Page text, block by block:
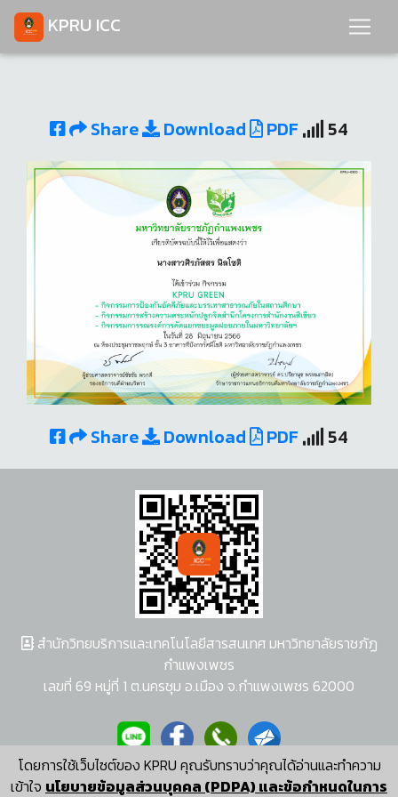
KPRU ICC
Share Download PDF 54
Share Download PDF 54
โดยการใช้เว็บไซต์ของ KPRU คุณรับทราบว่าคุณได้อ่านและทำความ
เข้าใจ นโยบายข้อมูลส่วนบุคคล (PDPA) และข้อกำหนดในการ
สำนักวิทยบริการและเทคโนโลยีสารสนเทศ มหาวิทยาลัยราชภัฏ
กำแพงเพชร
เลขที่ 69 หมู่ที่ 1 ต.นครชุม อ.เมือง จ.กำแพงเพชร 62000
ผู้พัฒนาระบบ อนุชา พวงผกา